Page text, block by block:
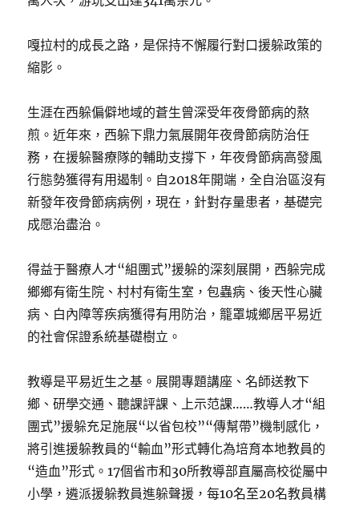
嘎拉村的成長之路，是保持不懈履行對口援躲政策的
縮影。
生涯在西躲偏僻地域的蒼生曾深受年夜骨節病的熬
煎。近年來，西躲下鼎力氣展開年夜骨節病防治任
務，在援躲醫療隊的輔助支撐下，年夜骨節病高發風
行態勢獲得有用遏制。自2018年開端，全自治區沒有
新發年夜骨節病病例，現在，針對存量患者，基礎完
成愿治盡治。
得益于醫療人才“組團式”援躲的深刻展開，西躲完成
鄉鄉有衛生院、村村有衛生室，包蟲病、後天性心臟
病、白內障等疾病獲得有用防治，籠罩城鄉居平易近
的社會保證系統基礎樹立。
教導是平易近生之基。展開專題講座、名師送教下
鄉、研學交通、聽課評課、上示范課……教導人才“組
團式”援躲充足施展“以省包校”“傳幫帶”機制感化，
將引進援躲教員的“輸血”形式轉化為培育本地教員的
“造血”形式。17個省市和30所教導部直屬高校從屬中
小學，遴派援躲教員進躲聲援，每10名至20名教員構